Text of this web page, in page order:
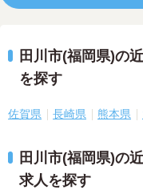
田川市(福岡県)の
を探す
佐賀県 長崎県 熊本県
田川市(福岡県)の
求人を探す